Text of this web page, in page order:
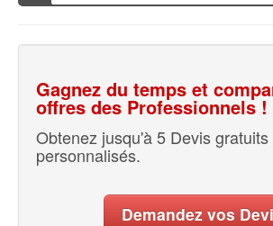
Gagnez du temps et
offres des Professionnels !
Obtenez jusqu'à 5 Devis gratuits
personnalisés.
Demandez vos